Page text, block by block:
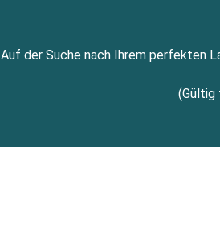
Auf der Suche nach Ihrem perfekten
(Gültig